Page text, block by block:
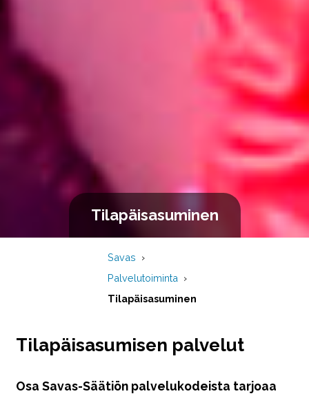
Tilapäisasuminen
Savas
Palvelutoiminta
Tilapäisasuminen
Tilapäisasumisen palvelut
Osa Savas-Säätiön palvelukodeista tarjoaa